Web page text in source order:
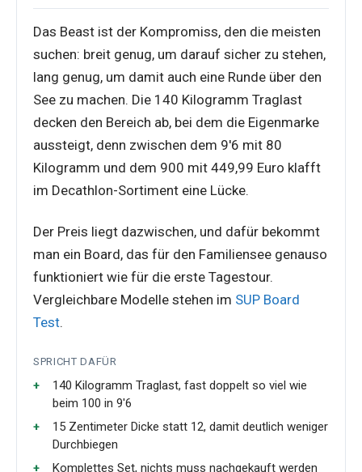
Das Beast ist der Kompromiss, den die meisten
suchen: breit genug, um darauf sicher zu stehen,
lang genug, um damit auch eine Runde über den
See zu machen. Die 140 Kilogramm Traglast
decken den Bereich ab, bei dem die Eigenmarke
aussteigt, denn zwischen dem 9'6 mit 80
Kilogramm und dem 900 mit 449,99 Euro klafft
im Decathlon-Sortiment eine Lücke.
Der Preis liegt dazwischen, und dafür bekommt
man ein Board, das für den Familiensee genauso
funktioniert wie für die erste Tagestour.
Vergleichbare Modelle stehen im SUP Board
Test.
SPRICHT DAFÜR
140 Kilogramm Traglast, fast doppelt so viel wie
beim 100 in 9'6
15 Zentimeter Dicke statt 12, damit deutlich weniger
Durchbiegen
Komplettes Set, nichts muss nachgekauft werden